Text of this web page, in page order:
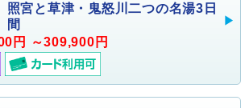
照宮と草津・鬼怒川二つの名湯3日
間
円 ～309,900円